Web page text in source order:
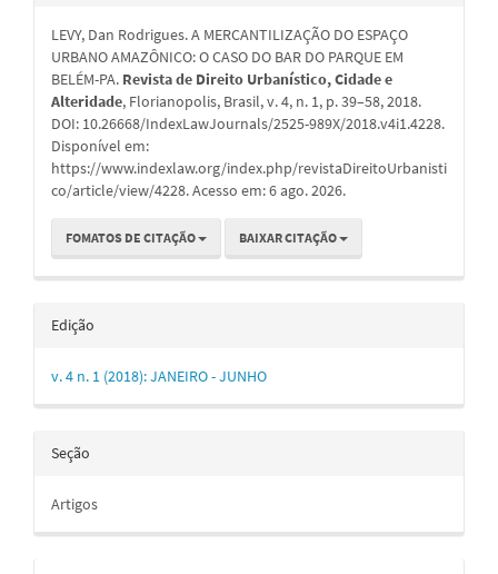
artigo
LEVY, Dan Rodrigues. A MERCANTILIZAÇÃO DO ESPAÇO
URBANO AMAZÔNICO: O CASO DO BAR DO PARQUE EM
BELÉM-PA. Revista de Direito Urbanístico, Cidade e
Alteridade, Florianopolis, Brasil, v. 4, n. 1, p. 39–58, 2018.
DOI: 10.26668/IndexLawJournals/2525-989X/2018.v4i1.4228.
Disponível em:
https://www.indexlaw.org/index.php/revistaDireitoUrbanisti
co/article/view/4228. Acesso em: 6 ago. 2026.
FOMATOS DE CITAÇÃO BAIXAR CITAÇÃO
Edição
v. 4 n. 1 (2018): JANEIRO - JUNHO
Seção
Artigos